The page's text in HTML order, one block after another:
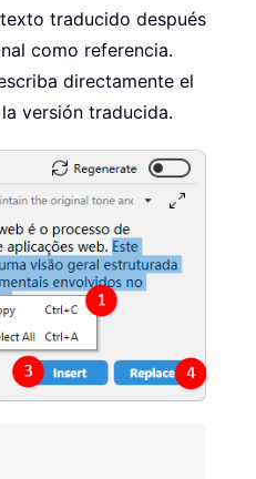
traducido después
como referencia.
directamente el
versión traducida.